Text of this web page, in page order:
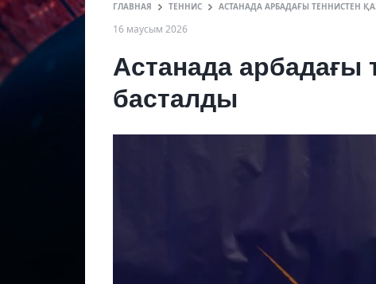
ГЛАВНАЯ ТЕННИС АСТАНАДА АРБАДАҒЫ ТЕННИСТЕН
16 маусым 2026
Астанада арбадағы
басталды